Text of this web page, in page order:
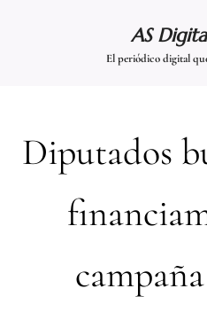
AS
El periódico digital
Diputados